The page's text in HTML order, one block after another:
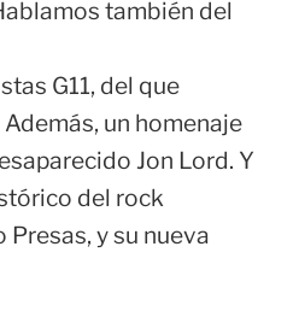
también del
G11, del que
un homenaje
Jon Lord. Y
del rock
Presas, y su nueva